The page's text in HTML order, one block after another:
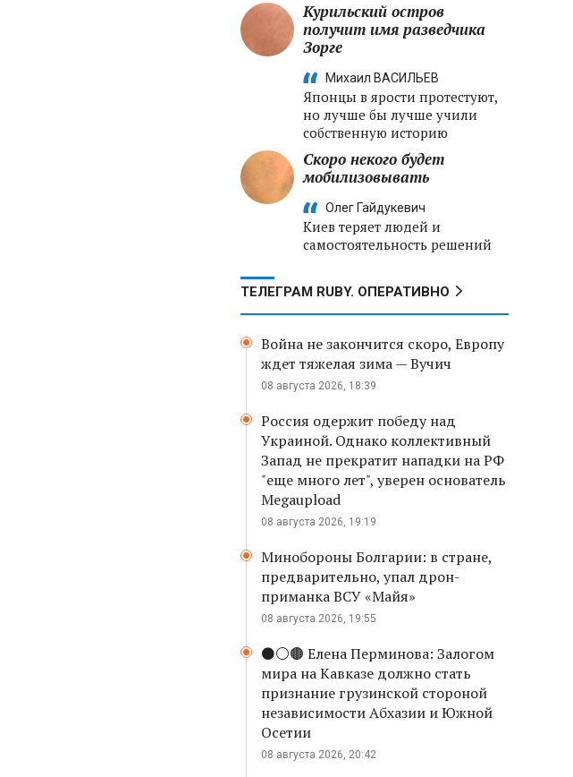
Курильский остров
получит имя разведчика
Зорге
Михаил ВАСИЛЬЕВ
Японцы в ярости протестуют,
но лучше бы лучше учили
собственную историю
Скоро некого будет
мобилизовывать
Олег Гайдукевич
Киев теряет людей и
самостоятельность решений
ТЕЛЕГРАМ RUBY. ОПЕРАТИВНО
Война не закончится скоро, Европу
ждет тяжелая зима — Вучич
08 августа 2026, 18:39
Россия одержит победу над
Украиной. Однако коллективный
Запад не прекратит нападки на РФ
"еще много лет", уверен основатель
Megaupload
08 августа 2026, 19:19
Минобороны Болгарии: в стране,
предварительно, упал дрон-
приманка ВСУ «Майя»
08 августа 2026, 19:55
⚫️⚪️🟤 Елена Перминова: Залогом
мира на Кавказе должно стать
признание грузинской стороной
независимости Абхазии и Южной
Осетии
08 августа 2026, 20:42